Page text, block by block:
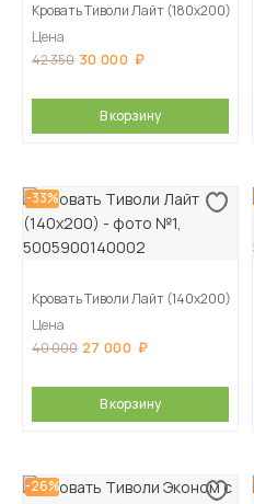
Кровать Тиволи Лайт (180х200)
Цена
42 350 30 000
В корзину
-33%
Кровать Тиволи Лайт (140х200)
Цена
40 000 27 000
В корзину
-26%